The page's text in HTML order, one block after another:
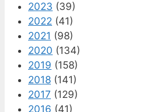
2023 (39)
2022 (41)
2021 (98)
2020 (134)
2019 (158)
2018 (141)
2017 (129)
2016 (41)